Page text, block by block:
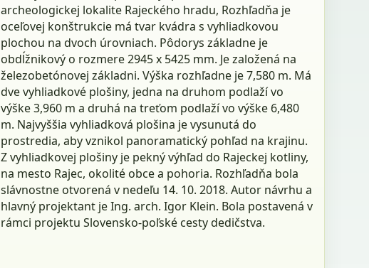
archeologickej lokalite Rajeckého hradu, Rozhľadňa je
oceľovej konštrukcie má tvar kvádra s vyhliadkovou
plochou na dvoch úrovniach. Pôdorys základne je
obdĺžnikový o rozmere 2945 x 5425 mm. Je založená na
železobetónovej základni. Výška rozhľadne je 7,580 m. Má
dve vyhliadkové plošiny, jedna na druhom podlaží vo
výške 3,960 m a druhá na treťom podlaží vo výške 6,480
m. Najvyššia vyhliadková plošina je vysunutá do
prostredia, aby vznikol panoramatický pohľad na krajinu.
Z vyhliadkovej plošiny je pekný výhľad do Rajeckej kotliny,
na mesto Rajec, okolité obce a pohoria. Rozhľadňa bola
slávnostne otvorená v nedeľu 14. 10. 2018. Autor návrhu a
hlavný projektant je Ing. arch. Igor Klein. Bola postavená v
rámci projektu Slovensko-poľské cesty dedičstva.